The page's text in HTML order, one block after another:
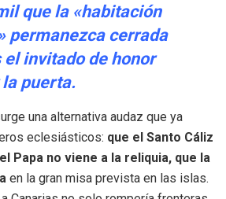
que la «habitación
permanezca cerrada
invitado de honor
puerta.
una alternativa audaz que ya
eclesiásticos: que el Santo Cáliz
Papa no viene a la reliquia, que la
en la gran misa prevista en las islas.